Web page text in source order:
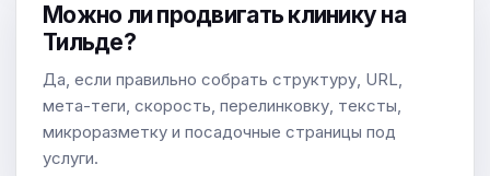
Можно ли продвигать клинику на
Тильде?
Да, если правильно собрать структуру, URL,
мета-теги, скорость, перелинковку, тексты,
микроразметку и посадочные страницы под
услуги.